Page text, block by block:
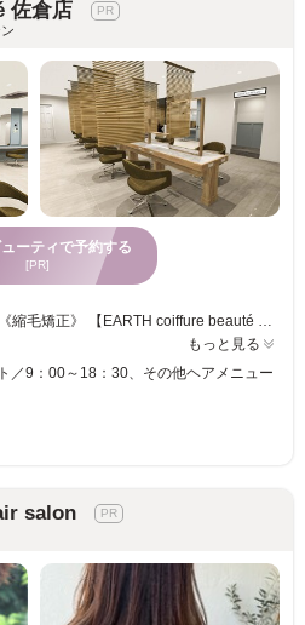
佐倉店
ーティで予約する
[PR]
《再現性》《高いカット技術》《縮毛矯正》 【EARTH coiffure beauté 佐倉店】がトレンドデザインからアナタ好みのデザインまで叶えます♪ それぞれの「骨格×髪質」を捉えて、的確なカット技術をご提供。 人気の縮毛矯正で、まとまりやすい質感に髪質改善♪ なめらかで指通りの良いストレートを手に入れませんか？ 確かな技術でお客様に合ったメニューを考えます！ スタッフ一同、お客様のご来店を心よりお待ちしております。
もっと見る
／9：00～18：30、その他ヘアメニュー
salon